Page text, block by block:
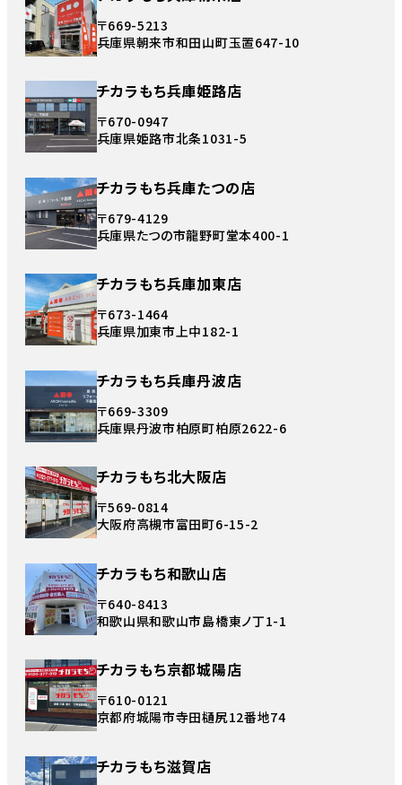
〒669-5213
兵庫県朝来市和田山町玉置647-10
チカラもち兵庫姫路店
〒670-0947
兵庫県姫路市北条1031-5
チカラもち兵庫たつの店
〒679-4129
兵庫県たつの市龍野町堂本400-1
チカラもち兵庫加東店
〒673-1464
兵庫県加東市上中182-1
チカラもち兵庫丹波店
〒669-3309
兵庫県丹波市柏原町柏原2622-6
チカラもち北大阪店
〒569-0814
大阪府高槻市富田町6-15-2
チカラもち和歌山店
〒640-8413
和歌山県和歌山市島橋東ノ丁1-1
チカラもち京都城陽店
〒610-0121
京都府城陽市寺田樋尻12番地74
チカラもち滋賀店